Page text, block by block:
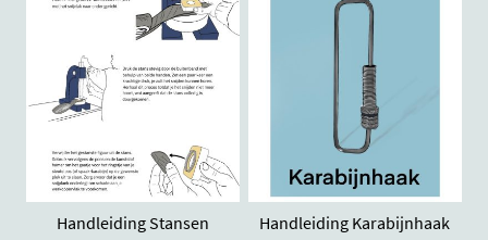
Handleiding Stansen Handleiding Karabijnhaak